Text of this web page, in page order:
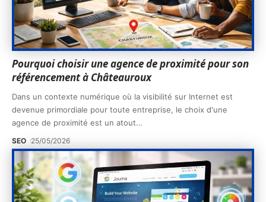
Pourquoi choisir une agence de proximité pour son
référencement à Châteauroux
Dans un contexte numérique où la visibilité sur Internet est
devenue primordiale pour toute entreprise, le choix d'une
agence de proximité est un atout…
SEO 25/05/2026